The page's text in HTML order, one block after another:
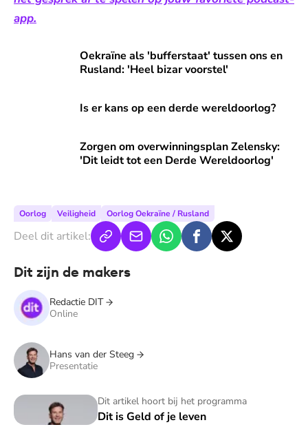
app.
Oekraïne als 'bufferstaat' tussen ons en
Rusland: 'Heel bizar voorstel'
Oekraïne als 'bufferstaat' tussen ons en Rusland: 'Heel
Is er kans op een derde wereldoorlog?
Is er kans op een derde wereldoorlog?
Zorgen om overwinningsplan Zelensky:
'Dit leidt tot een Derde Wereldoorlog'
Zorgen om overwinningsplan Zelensky: 'Dit leidt tot een
Oorlog Veiligheid Oorlog Oekraïne / Rusland
Deel dit artikel:
Dit zijn de makers
Redactie DIT
Online
Hans van der Steeg
Presentatie
Dit artikel hoort bij het programma
Dit is Geld of je leven
Dit is Geld of je leven